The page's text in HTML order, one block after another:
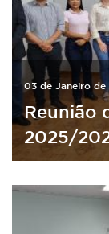
03 de Janeiro de
Reunião
2025/